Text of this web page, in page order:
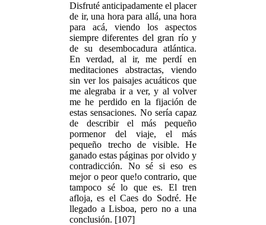
Disfruté anticipadamente el placer
de ir, una hora para allá, una hora
para acá, viendo los aspectos
siempre diferentes del gran río y
de su desembocadura atlántica.
En verdad, al ir, me perdí en
meditaciones abstractas, viendo
sin ver los paisajes acuáticos que
me alegraba ir a ver, y al volver
me he perdido en la fijación de
estas sensaciones. No sería capaz
de describir el más pequeño
pormenor del viaje, el más
pequeño trecho de visible. He
ganado estas páginas por olvido y
contradicción. No sé si eso es
mejor o peor que!o contrario, que
tampoco sé lo que es. El tren
afloja, es el Caes do Sodré. He
llegado a Lisboa, pero no a una
conclusión. [107]